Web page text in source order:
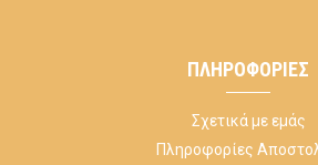
ΠΛΗΡΟΦΟΡΊΕΣ
Σχετικά με εμάς
Πληροφορίες